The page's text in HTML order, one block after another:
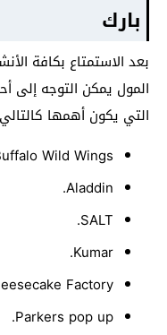
بارك
بعد الاستمتاع بكافة
المول يمكن التوجه إلى
التي يكون أهمها
Wild Wings.
Aladdin.
SALT.
Kumar.
Factory.
Parkers pop up.